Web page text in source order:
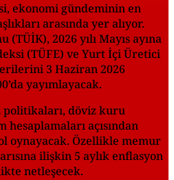
ekonomi gündeminin en
arasında yer alıyor.
2026 yılı Mayıs ayına
(TÜFE) ve Yurt İçi Üretici
3 Haziran 2026
yayımlayacak.
politikaları, döviz kuru
açısından
oynayacak. Özellikle memur
ilişkin 5 aylık enflasyon
netleşecek.